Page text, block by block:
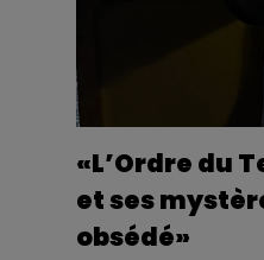
«L’Ordre du
et ses
obsédé»